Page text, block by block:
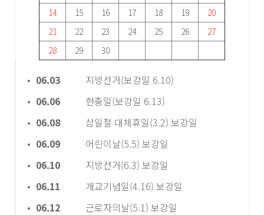
14
15 16 17 18 19
20
21
22 23 24 25 26
27
28
29 30
06.03
지방선거(보강일 6.10)
06.06
현충일(보강일 6.13)
06.08
삼일절 대체휴일(3.2) 보강일
06.09
어린이날(5.5) 보강일
06.10
지방선거(6.3) 보강일
06.11
개교기념일(4.16) 보강일
06.12
근로자의날(5.1) 보강일